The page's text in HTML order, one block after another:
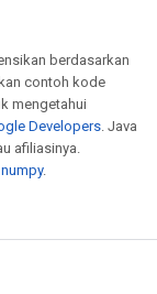
berdasarkan
contoh kode
mengetahui
Developers. Java
afiliasinya.
.